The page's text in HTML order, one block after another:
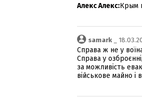
Алекс Алекс:Крым
samark_
Справа ж не у
Справа у
за можливість
військове майно і